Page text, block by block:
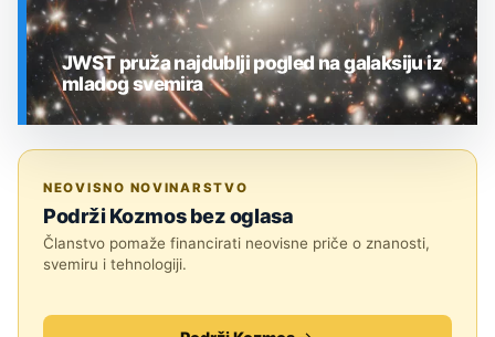
JWST pruža najdublji pogled na galaksiju iz
mladog svemira
NEOVISNO NOVINARSTVO
Podrži Kozmos bez oglasa
Članstvo pomaže financirati neovisne priče o znanosti,
svemiru i tehnologiji.